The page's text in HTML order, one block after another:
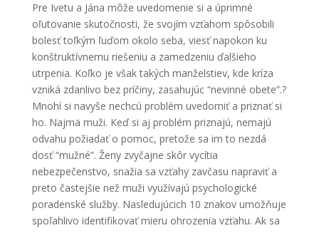
Pre Ivetu a Jána môže uvedomenie si a úprimné
oľutovanie skutočnosti, že svojím vzťahom spôsobili
bolesť toľkým ľuďom okolo seba, viesť napokon ku
konštruktívnemu riešeniu a zamedzeniu ďalšieho
utrpenia. Koľko je však takých manželstiev, kde kríza
vzniká zdanlivo bez príčiny, zasahujúc “nevinné obete”.?
Mnohí si navyše nechcú problém uvedomiť a priznať si
ho. Najmä muži. Keď si aj problém priznajú, nemajú
odvahu požiadať o pomoc, pretože sa im to nezdá
dosť “mužné”. Ženy zvyčajne skôr vycítia
nebezpečenstvo, snažia sa vzťahy zavčasu napraviť a
preto častejšie než muži využívajú psychologické
poradenské služby. Nasledujúcich 10 znakov umožňuje
spoľahlivo identifikovať mieru ohrozenia vzťahu. Ak sa